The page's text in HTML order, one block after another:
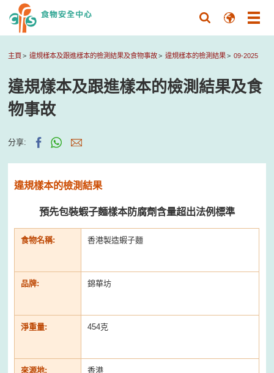
主頁 違規樣本及跟進樣本的檢測結果及食物事故 違規樣本的檢測結果 09-2025
違規樣本及跟進樣本的檢測結果及食
物事故
分享:
違規樣本的檢測結果
預先包裝蝦子麵樣本防腐劑含量超出法例標準
食物名稱: 香港製造蝦子麵
品牌: 錦華坊
淨重量: 454克
來源地: 香港